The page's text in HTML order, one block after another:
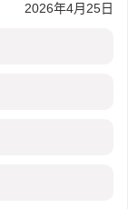
2026年4月25日